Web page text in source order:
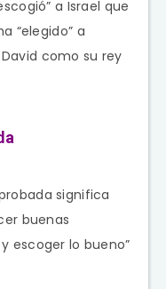
a Israel que
“elegido” a
como su rey
significa
buenas
escoger lo bueno”